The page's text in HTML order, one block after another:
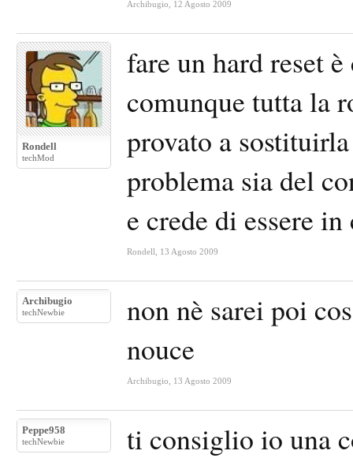
Archibugio 12 Agosto 2009
Rondell
techMod
fare un hard reset
comunque tutta la
provato a
problema sia del
e crede di essere
Rondell 13 Agosto 2009
Archibugio
techNewbie
non nè sarei poi
nouce
Archibugio 13 Agosto 2009
Peppe958
techNewbie
ti consiglio io una